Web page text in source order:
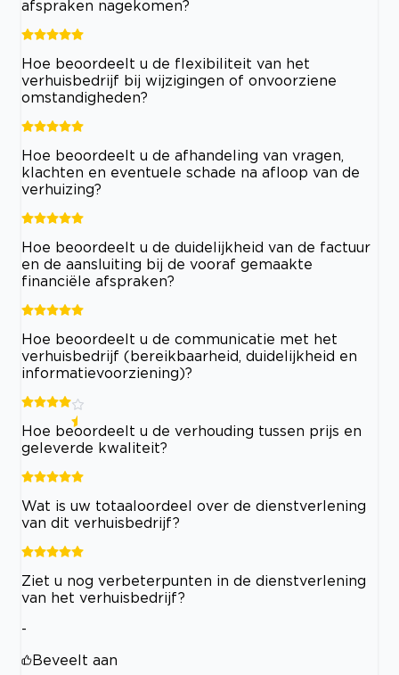
afspraken nagekomen?
Hoe beoordeelt u de flexibiliteit van het
verhuisbedrijf bij wijzigingen of onvoorziene
omstandigheden?
Hoe beoordeelt u de afhandeling van vragen,
klachten en eventuele schade na afloop van de
verhuizing?
Hoe beoordeelt u de duidelijkheid van de factuur
en de aansluiting bij de vooraf gemaakte
financiële afspraken?
Hoe beoordeelt u de communicatie met het
verhuisbedrijf (bereikbaarheid, duidelijkheid en
informatievoorziening)?
Hoe beoordeelt u de verhouding tussen prijs en
geleverde kwaliteit?
Wat is uw totaaloordeel over de dienstverlening
van dit verhuisbedrijf?
Ziet u nog verbeterpunten in de dienstverlening
van het verhuisbedrijf?
-
Beveelt aan